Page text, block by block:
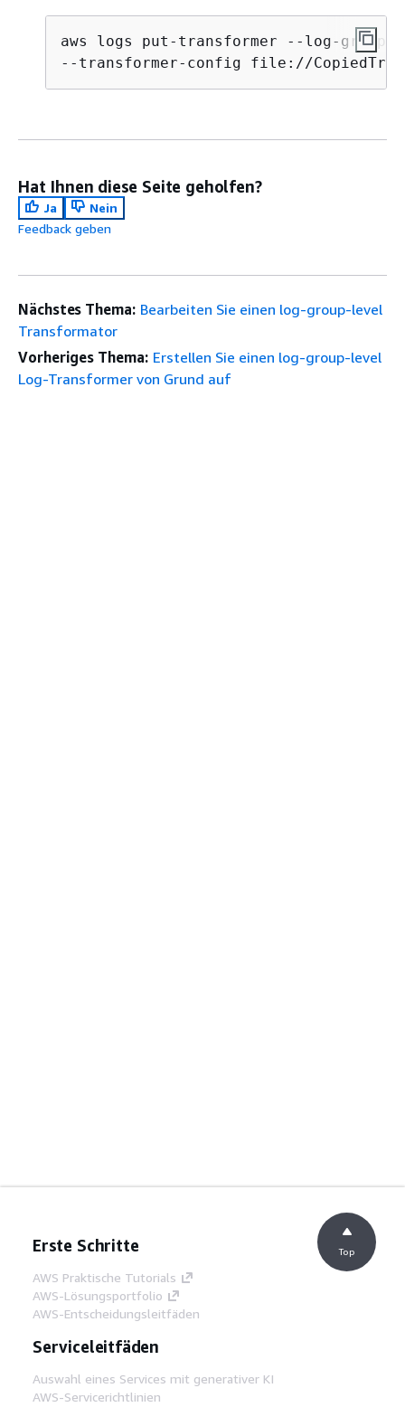
aws logs put-transformer --log-
--transformer-config file://
Hat Ihnen diese Seite geholfen?
Ja
Nein
Feedback geben
Nächstes Thema: Bearbeiten Sie einen log-group-level
Transformator
Vorheriges Thema: Erstellen Sie einen log-group-level
Log-Transformer von Grund auf
Erste Schritte
AWS Praktische Tutorials
AWS-Lösungsportfolio
AWS-Entscheidungsleitfäden
Serviceleitfäden
Auswahl eines Services mit generativer KI
AWS-Servicerichtlinien
Top